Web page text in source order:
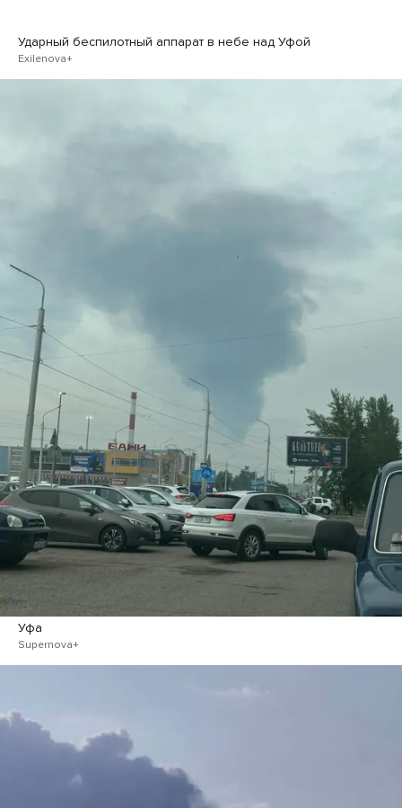
Ударный беспилотный аппарат в небе над Уфой
Exilenova+
Уфа
Supernova+